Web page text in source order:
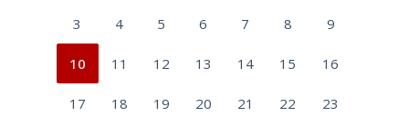
3 4 5 6 7 8 9
10 11 12 13 14 15 16
17 18 19 20 21 22 23